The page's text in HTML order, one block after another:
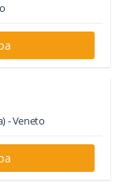
-Veneto